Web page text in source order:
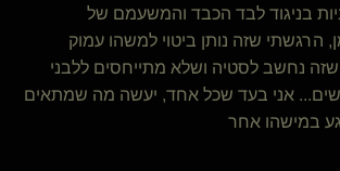
בניגוד לבד הכבד והמשעמם של
הרגשתי שזה נותן ביטוי למשהו עמוק
נחשב לסטיה ושלא מתייחסים ללבני
אני בעד שכל אחד, יעשה מה שמתאים
במישהו אחר